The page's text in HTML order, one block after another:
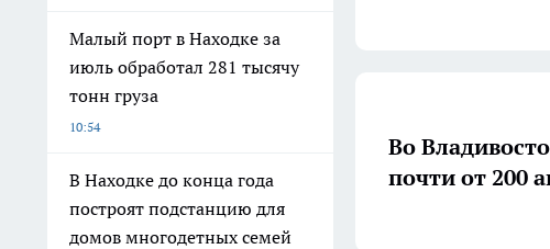
Малый порт в Находке за
июль обработал 281 тысячу
тонн груза
10:54
В Находке до конца года
построят подстанцию для
домов многодетных семей
Во
почти от 200